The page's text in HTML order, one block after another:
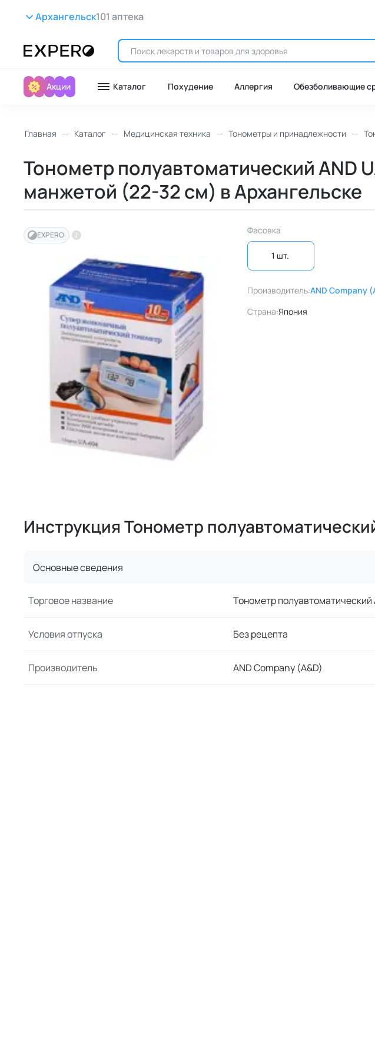
Архангельск101 аптека
Акции Каталог Похудение Аллергия Обезболивающие
Главная Каталог Медицинская техника Тонометры и принадлежности
Тонометр полуавтоматический AND
манжетой (22-32 см) в Архангельске
EXPERO Фасовка
1 шт.
Производитель:AND Company
Страна:Япония
Инструкция Тонометр
Основные сведения
Торговое название Тонометр полуавтоматический
Условия отпуска Без рецепта
Производитель AND Company (A&D)